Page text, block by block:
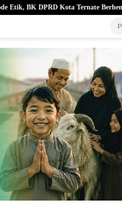
Ternate Berhentikan Nurjaya Hi.